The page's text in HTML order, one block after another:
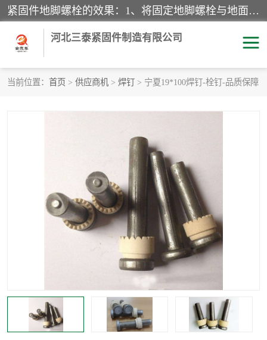
紧固件地脚螺栓的效果：1、将固定地脚螺栓与地面用水泥等物品灌溉在一起，可用来固定较小振荡和冲击的设备。2、活动地脚是一种可拆卸的地脚螺栓，可以固定有激烈振荡和冲击的大型机器设备。3、胀锚地脚螺栓用于固定比较简略且重量轻的设备，辅佐设备长期处于静止状态下。4、粘接地脚螺栓为一种使用广泛且常见的设备，它也是用来固定简略设备的小件。
河北三泰紧固件制造有限公司
当前位置： 首页 > 供应商机 > 焊钉 > 宁夏19*100焊钉-栓钉-品质保障
悬挑梁拉杆